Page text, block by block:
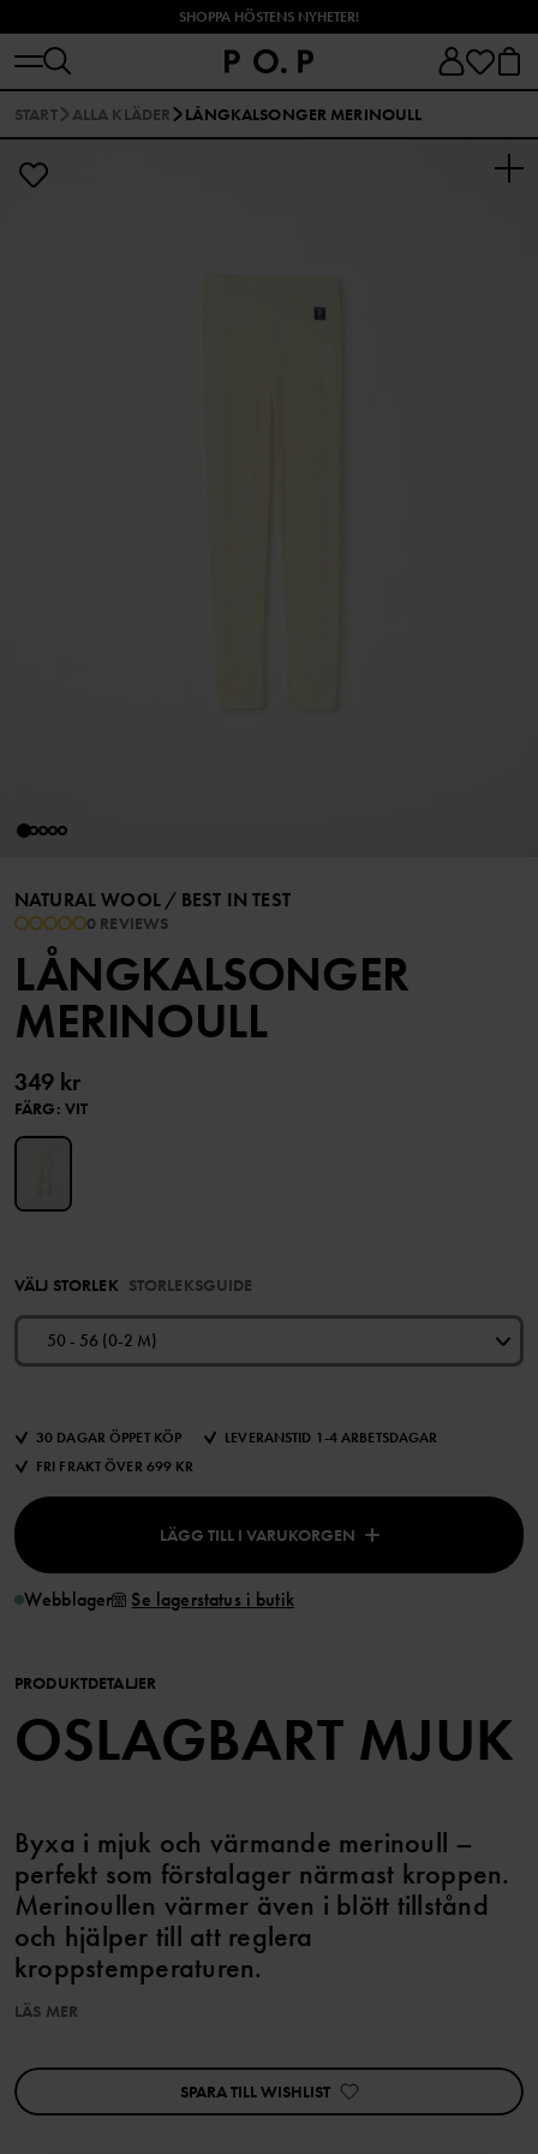
SHOPPA HÖSTENS NYHETER!
START ALLA KLÄDER LÅNGKALSONGER MERINOULL
NATURAL WOOL/ BEST IN TEST
0 REVIEWS
LÅNGKALSONGER
MERINOULL
349 kr
FÄRG: VIT
VÄLJ STORLEK STORLEKSGUIDE
50 - 56 (0-2 M)
30 DAGAR ÖPPET KÖP
LEVERANSTID 1-4 ARBETSDAGAR
FRI FRAKT ÖVER 699 KR
LÄGG TILL I VARUKORGEN
Webblager Se lagerstatus i butik
PRODUKTDETALJER
OSLAGBART MJUK
Byxa i mjuk och värmande merinoull –
perfekt som förstalager närmast kroppen.
Merinoullen värmer även i blött tillstånd
och hjälper till att reglera
kroppstemperaturen.
ytterplagg.
Ullen i den här produkten är ofärgad och har därmed sin naturliga
LÄS MER
SPARA TILL WISHLIST